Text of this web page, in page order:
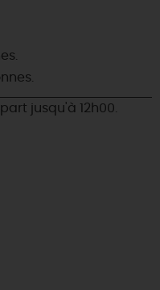
jusqu'à 12h00.